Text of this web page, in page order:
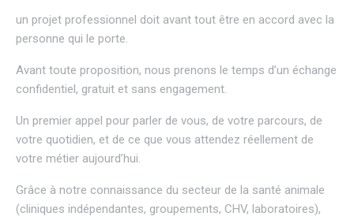
un projet professionnel doit avant tout être en accord avec la
personne qui le porte.
Avant toute proposition, nous prenons le temps d’un échange
confidentiel, gratuit et sans engagement.
Un premier appel pour parler de vous, de votre parcours, de
votre quotidien, et de ce que vous attendez réellement de
votre métier aujourd’hui.
Grâce à notre connaissance du secteur de la santé animale
(cliniques indépendantes, groupements, CHV, laboratoires),